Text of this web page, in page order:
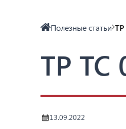
Полезные статьи ТР
ТР ТС
13.09.2022